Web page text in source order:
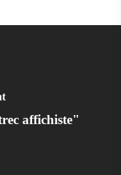
affichiste"